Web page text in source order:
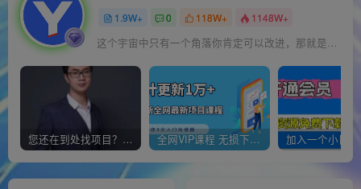
1.9W+ 0 118W+ 1148W+
这个宇宙中只有一个角落你肯定可以改进，那就是你自己
您还在到处找项目？还在当韭菜？我靠经营“一个小目标网创商城”年入百W+，曾经我也负债累累! 全网VIP课程 无损下载~